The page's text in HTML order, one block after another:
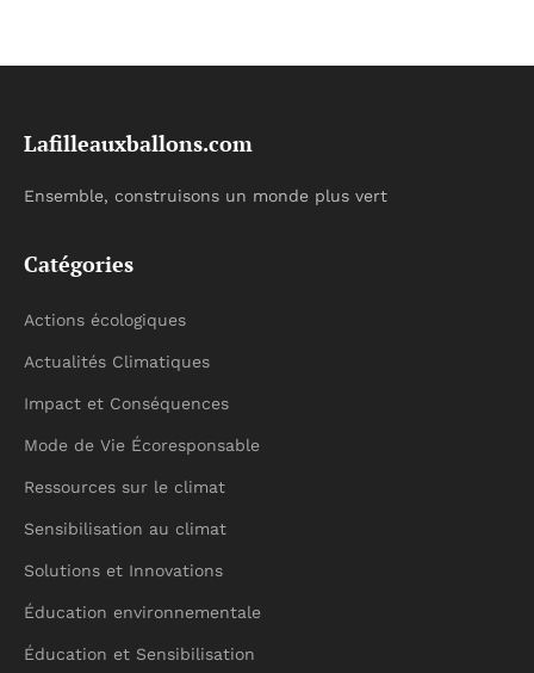
Lafilleauxballons.com
Ensemble, construisons un monde plus vert
Catégories
Actions écologiques
Actualités Climatiques
Impact et Conséquences
Mode de Vie Écoresponsable
Ressources sur le climat
Sensibilisation au climat
Solutions et Innovations
Éducation environnementale
Éducation et Sensibilisation